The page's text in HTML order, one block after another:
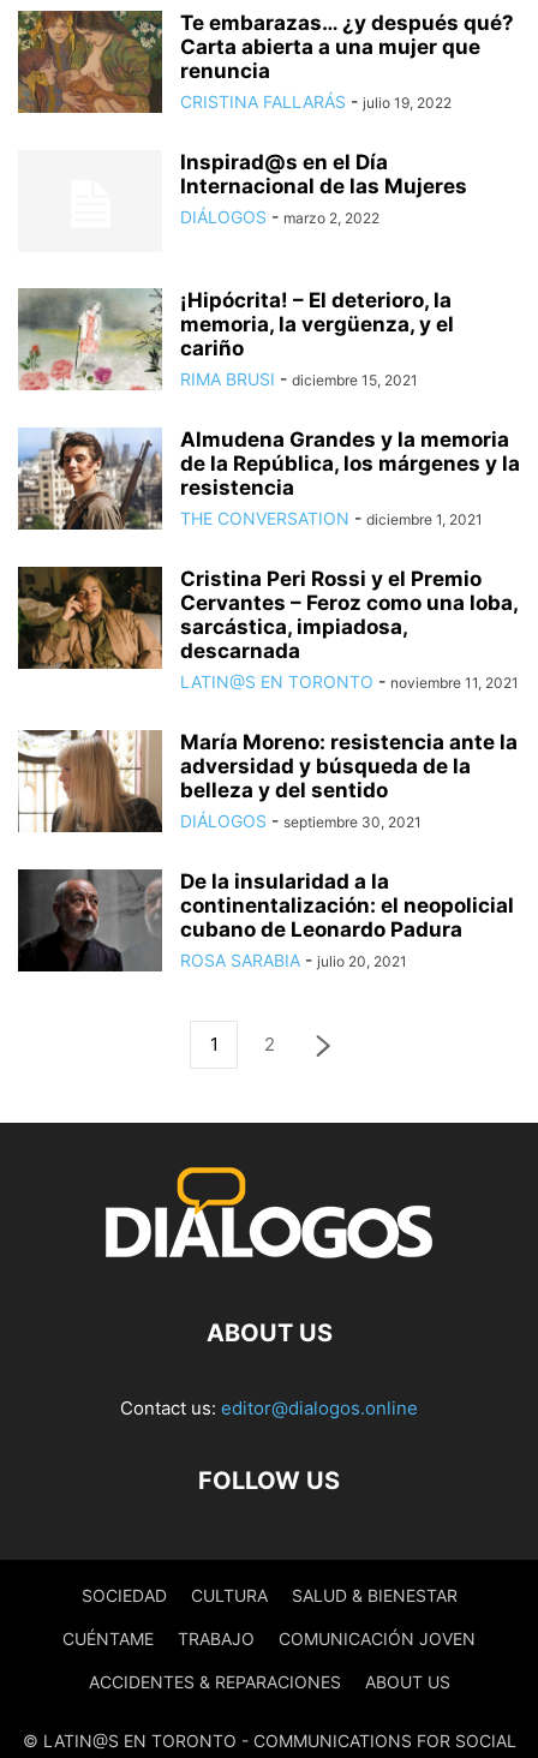
Te embarazas… ¿y después qué?
Carta abierta a una mujer que
renuncia
CRISTINA FALLARÁS - julio 19, 2022
Inspirad@s en el Día
Internacional de las Mujeres
DIÁLOGOS - marzo 2, 2022
¡Hipócrita! – El deterioro, la
memoria, la vergüenza, y el
cariño
RIMA BRUSI - diciembre 15, 2021
Almudena Grandes y la memoria
de la República, los márgenes y la
resistencia
THE CONVERSATION - diciembre 1, 2021
Cristina Peri Rossi y el Premio
Cervantes – Feroz como una loba,
sarcástica, impiadosa,
descarnada
LATIN@S EN TORONTO - noviembre 11, 2021
María Moreno: resistencia ante la
adversidad y búsqueda de la
belleza y del sentido
DIÁLOGOS - septiembre 30, 2021
De la insularidad a la
continentalización: el neopolicial
cubano de Leonardo Padura
ROSA SARABIA - julio 20, 2021
1 2
ABOUT US
Contact us: editor@dialogos.online
FOLLOW US
SOCIEDAD CULTURA SALUD & BIENESTAR
CUÉNTAME TRABAJO COMUNICACIÓN JOVEN
ACCIDENTES & REPARACIONES ABOUT US
© LATIN@S EN TORONTO - COMMUNICATIONS FOR SOCIAL